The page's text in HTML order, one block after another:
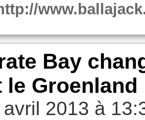
Bay
Groenland
2013 à